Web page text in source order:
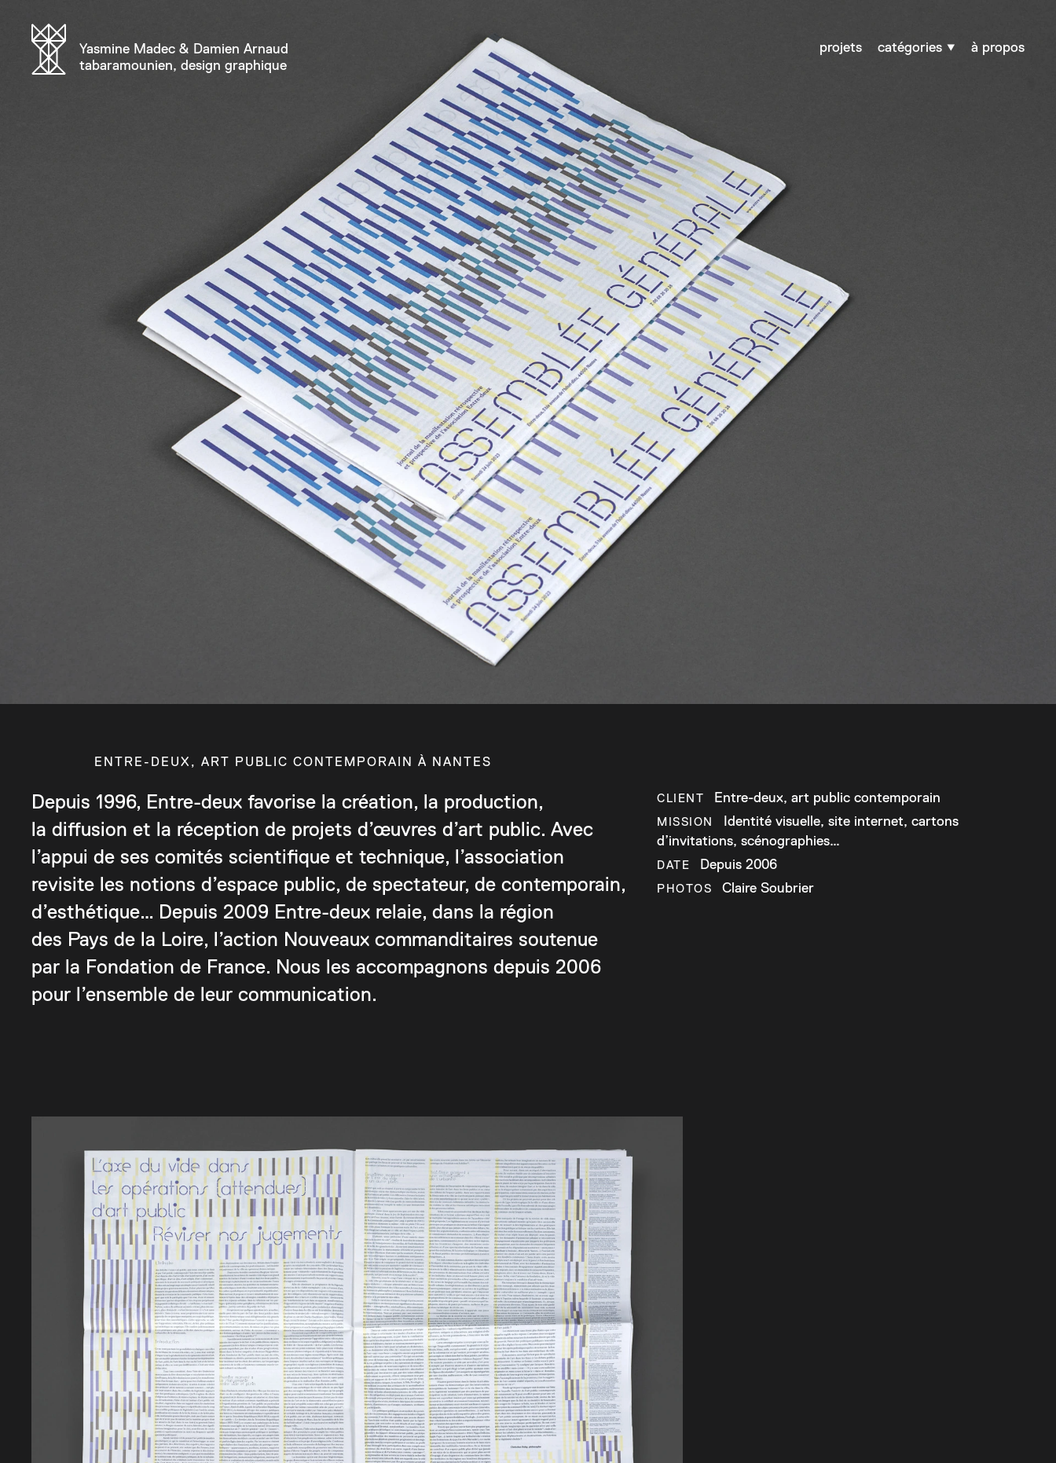
Yasmine Madec & Damien Arnaud
tabaramounien, design graphique
projets catégories à propos
ENTRE-DEUX, ART PUBLIC CONTEMPORAIN À NANTES
Depuis 1996, Entre-deux favorise la création, la production,
la diffusion et la réception de projets d’œuvres d’art public. Avec
l’appui de ses comités scientifique et technique, l’association
revisite les notions d’espace public, de spectateur, de contemporain,
d’esthétique… Depuis 2009 Entre-deux relaie, dans la région
des Pays de la Loire, l’action Nouveaux commanditaires soutenue
par la Fondation de France. Nous les accompagnons depuis 2006
pour l’ensemble de leur communication.
CLIENT Entre-deux, art public contemporain
MISSION
Identité visuelle, site internet, cartons
d’invitations, scénographies…
DATE Depuis 2006
PHOTOS Claire Soubrier